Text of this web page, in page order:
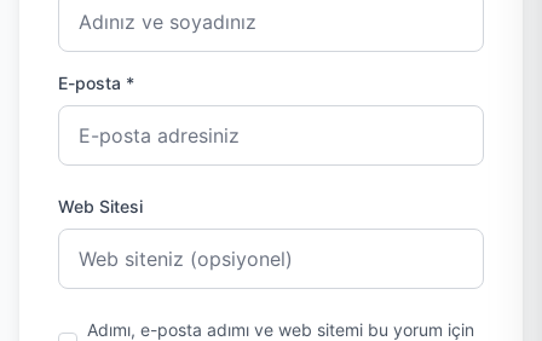
E-posta *
Web Sitesi
Adımı, e-posta adımı ve web sitemi bu yorum için